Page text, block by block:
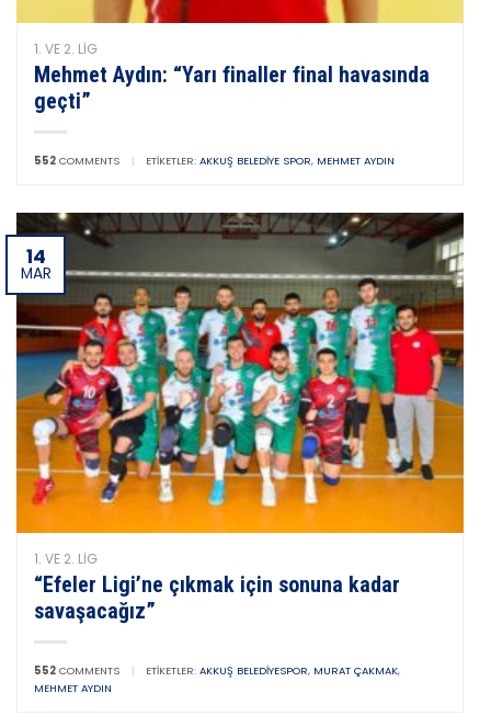
1. VE 2. LIG
Mehmet Aydın: “Yarı finaller final havasında
geçti”
552 COMMENTS | ETIKETLER: AKKUŞ BELEDIYE SPOR, MEHMET AYDIN
14
MAR
1. VE 2. LIG
“Efeler Ligi’ne çıkmak için sonuna kadar
savaşacağız”
552 COMMENTS | ETIKETLER: AKKUŞ BELEDIYESPOR, MURAT ÇAKMAK,
MEHMET AYDIN